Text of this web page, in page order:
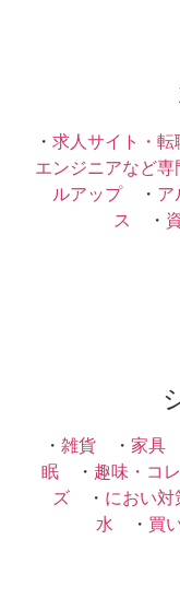
・ 求人サイト・転
エンジニアなど専
ルアップ・ ア
ス ・
・ 雑貨 ・ 家具
眠・ 趣味・コ
ズ ・ におい対
水 ・ 買